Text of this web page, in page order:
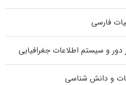
فارسی
و سیستم اطلاعات جغرافیایی
و دانش شناسی